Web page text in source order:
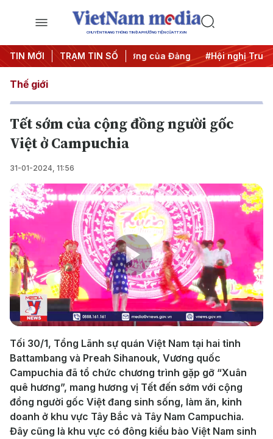
CHUYÊN TRANG THÔNG TIN ĐA PHƯƠNG TIỆN CỦA TTXVN
TIN MỚI TRẠM TIN SỐ
#Bảo vệ nền tảng tư tưởng của Đảng #Hội nghị Trung
Thế giới
Tết sớm của cộng đồng người gốc
Việt ở Campuchia
31-01-2024, 11:56
Play
Video
Tối 30/1, Tổng Lãnh sự quán Việt Nam tại hai tỉnh
Battambang và Preah Sihanouk, Vương quốc
Campuchia đã tổ chức chương trình gặp gỡ “Xuân
quê hương”, mang hương vị Tết đến sớm với cộng
đồng người gốc Việt đang sinh sống, làm ăn, kinh
doanh ở khu vực Tây Bắc và Tây Nam Campuchia.
Đây cũng là khu vực có đông kiều bào Việt Nam sinh